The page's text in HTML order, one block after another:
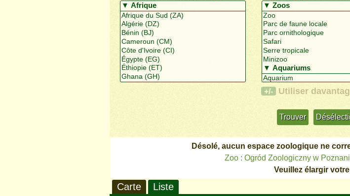
+/- Utiliser
Désolé, aucun espace zoologique ne
Zoo : Ogród Zoologiczny w
Veuillez élargir
Carte Liste